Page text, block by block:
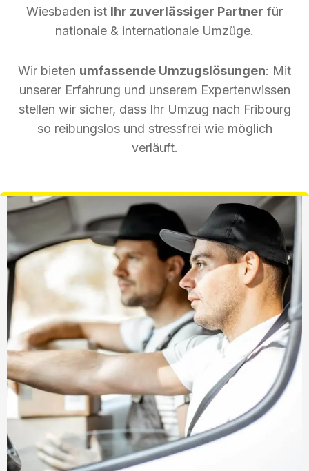
Wiesbaden ist Ihr zuverlässiger Partner für
nationale & internationale Umzüge.
Wir bieten umfassende Umzugslösungen: Mit
unserer Erfahrung und unserem Expertenwissen
stellen wir sicher, dass Ihr Umzug nach Fribourg
so reibungslos und stressfrei wie möglich
verläuft.